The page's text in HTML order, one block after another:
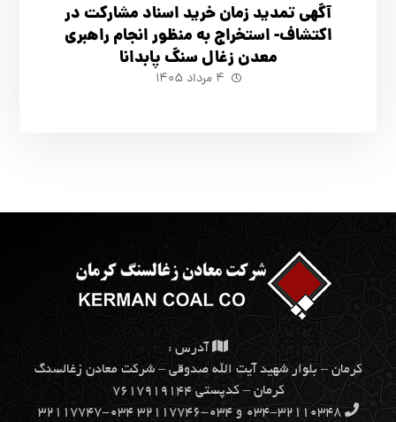
آگهي تمدید زمان خرید اسناد مشارکت در
اکتشاف- استخراج به منظور انجام راهبری
معدن زغال سنگ پابدانا
۴ مرداد ۱۴۰۵
آدرس :
كرمان – بلوار شهيد آيت الله صدوقي – شركت معادن زغالسنگ
كرمان – کدپستی ۷۶۱۷۹۱۹۱۴۴
۰۳۴-۳۲۱۱۰۳۴۸ و ۰۳۴-۳۲۱۱۷۷۴۶ ۰۳۴-۳۲۱۱۷۷۴۷